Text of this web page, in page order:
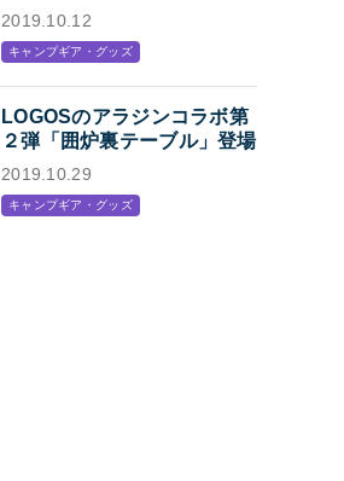
2019.10.12
キャンプギア・グッズ
LOGOSのアラジンコラボ第
２弾「囲炉裏テーブル」登場
2019.10.29
キャンプギア・グッズ